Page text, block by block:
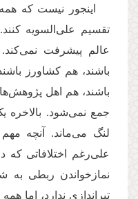
اینجور نیست که همه
تقسیم علی‌السویه
عالم پیشرفت نمی‌کند.
باشند، هم کشاورز
باشند، هم اهل
جمع نمی‌شود.
لنگ می‌ماند. آنچه
علی‌رغم اختلافاتی که
نمازخواندن ربطی
تیراندازی ندارد، اما